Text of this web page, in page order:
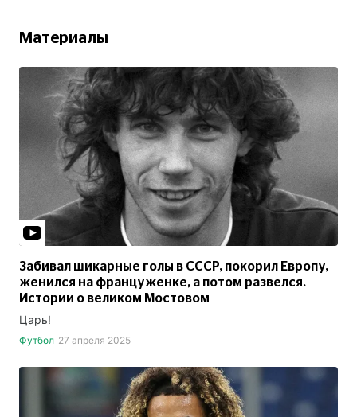
Материалы
Забивал шикарные голы в СССР, покорил Европу,
женился на француженке, а потом развелся.
Истории о великом Мостовом
Царь!
Футбол 27 апреля 2025